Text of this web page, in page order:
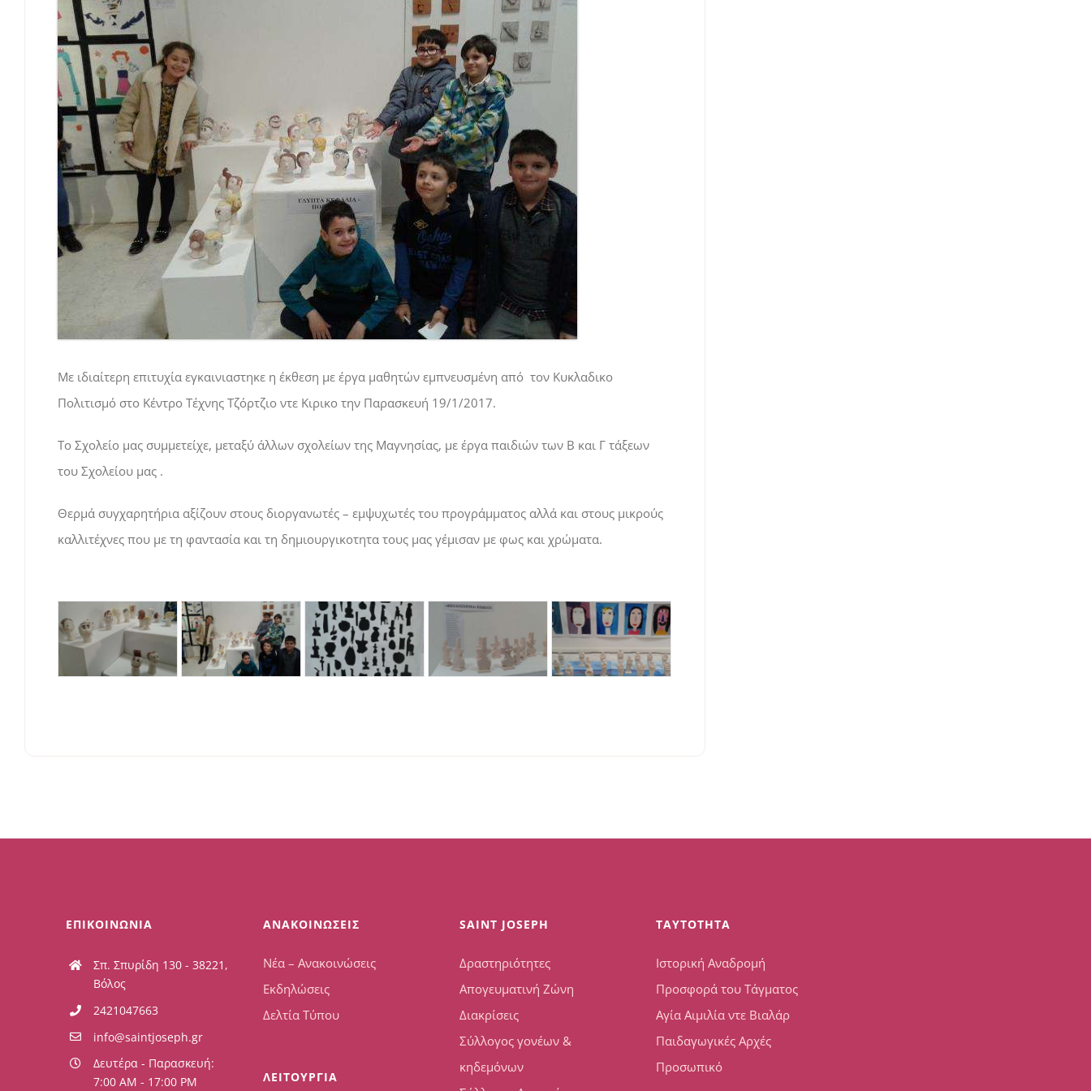
Με ιδιαίτερη επιτυχία εγκαινιαστηκε η έκθεση με έργα μαθητών εμπνευσμένη από τον Κυκλαδικο
Πολιτισμό στο Κέντρο Τέχνης Τζόρτζιο ντε Κιρικο την Παρασκευή 19/1/2017.
Το Σχολείο μας συμμετείχε, μεταξύ άλλων σχολείων της Μαγνησίας, με έργα παιδιών των Β και Γ τάξεων
του Σχολείου μας .
Θερμά συγχαρητήρια αξίζουν στους διοργανωτές – εμψυχωτές του προγράμματος αλλά και στους μικρούς
καλλιτέχνες που με τη φαντασία και τη δημιουργικοτητα τους μας γέμισαν με φως και χρώματα.
ΕΠΙΚΟΙΝΩΝΙΑ
Σπ. Σπυρίδη 130 - 38221,
Βόλος
2421047663
info@saintjoseph.gr
Δευτέρα - Παρασκευή:
7:00 AM - 17:00 PM
ΑΝΑΚΟΙΝΩΣΕΙΣ
Νέα – Ανακοινώσεις
Εκδηλώσεις
Δελτία Τύπου
ΛΕΙΤΟΥΡΓΙΑ
SAINT JOSEPH
Δραστηριότητες
Απογευματινή Ζώνη
Διακρίσεις
Σύλλογος γονέων &
κηδεμόνων
TAYTOTHTA
Ιστορική Αναδρομή
Προσφορά του Τάγματος
Αγία Αιμιλία ντε Βιαλάρ
Παιδαγωγικές Αρχές
Προσωπικό